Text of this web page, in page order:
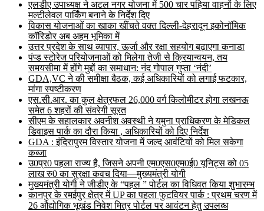
एलडीए उपाध्यक्ष ने अटल नगर योजना में 500 चार पहिया वाहनों के लिए
मल्टीलेवल पार्किंग बनाने के निर्देश दिए
विकास योजनाओं का खाका खींचते वक्त दिल्ली-देहरादून इकोनॉमिक
कॉरिडोर अब अहम भूमिका में
उत्तर प्रदेश के साथ व्यापार, ऊर्जा और रक्षा सहयोग बढ़ाएगा कनाडा
पंप्ड स्टोरेज परियोजनाओं को मिलेगा तेजी से क्रियान्वयन, तय
समयसीमा में होंगे मुद्दों का समाधान: नंद गोपाल गुप्ता ‘नंदी’
GDA,VC ने की समीक्षा बैठक, कई अधिकारियों को लगाई फटकार,
मांगा स्पष्टीकरण
एस.सी.आर. का कुल क्षेत्रफल 26,000 वर्ग किलोमीटर होगा लखनऊ
समेत 6 शहरों की संवरेगी सूरत
सीएम के सहालकार अवनीश अवस्थी ने यमुना प्राधिकरण के मेडिकल
डिवाइस पार्क का दौरा किया , अधिकारियों को दिए निर्देश
GDA : इंदिरापुरम विस्तार योजना में जल्द आवंटियों को मिल सकेगा
कब्जा
उ0प्र0 पहला राज्य है, जिसने अपनी एम0एस0एम0ई0 यूनिट्स को 05
लाख रु0 का सुरक्षा कवच दिया—मुख्यमंत्री योगी
मुख्यमंत्री योगी ने जीडीए के “पहल ” पोर्टल का विधिवत किया शुभारम्भ
कानपुर के रमईपुर क्षेत्र में UP का पहला फुटवियर पार्क : प्रथम चरण में
26 औद्योगिक भूखंड निवेश मित्र पोर्टल पर आवंटन हेतु उपलब्ध